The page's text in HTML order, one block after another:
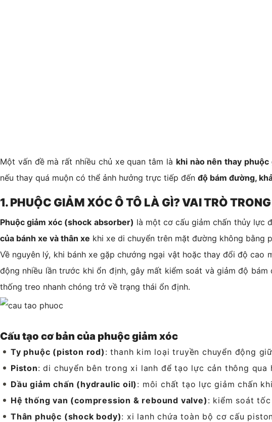
Một vấn đề mà rất nhiều chủ xe quan tâm là khi nào nên thay phuộc
nếu thay quá muộn có thể ảnh hưởng trực tiếp đến độ bám đường,
1. PHUỘC GIẢM XÓC Ô TÔ LÀ GÌ? VAI TRÒ
Phuộc giảm xóc (shock absorber) là một cơ cấu giảm chấn thủy lực
của bánh xe và thân xe khi xe di chuyển trên mặt đường không bằng
Về nguyên lý, khi bánh xe gặp chướng ngại vật hoặc thay đổi độ cao
động nhiều lần trước khi ổn định, gây mất kiểm soát và giảm độ
thống treo nhanh chóng trở về trạng thái ổn định.
Cấu tạo cơ bản của phuộc giảm xóc
Ty phuộc (piston rod) : thanh kim loại truyền chuyển động
Piston: di chuyển bên trong xi lanh để tạo lực cản thông qua
Dầu giảm chấn (hydraulic oil) : môi chất tạo lực giảm chấn
Hệ thống van (compression & rebound valve) : kiểm soát
Thân phuộc (shock body): xi lanh chứa toàn bộ cơ cấu